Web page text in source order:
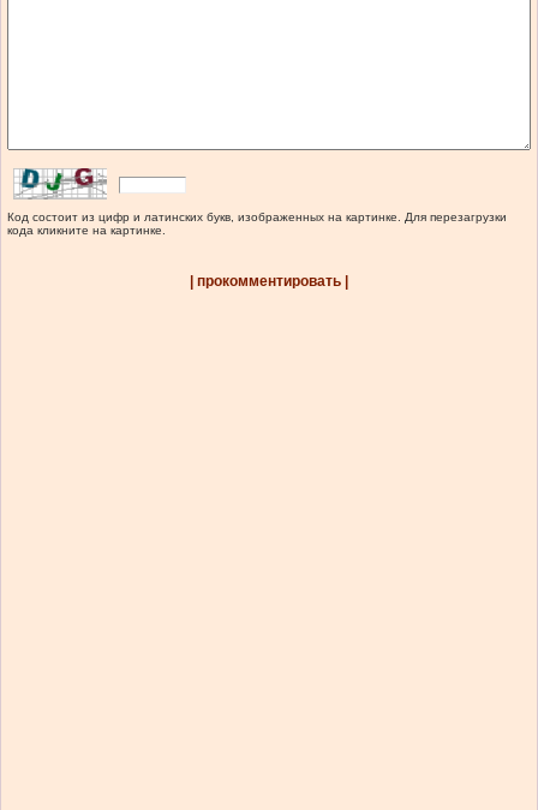
Код состоит из цифр и латинских букв, изображенных на картинке. Для перезагрузки
кода кликните на картинке.
| прокомментировать |